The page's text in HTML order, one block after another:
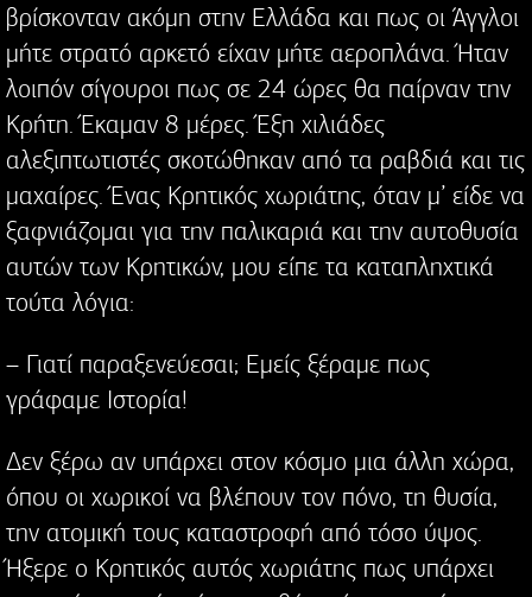
βρίσκονταν ακόμη στην Ελλάδα και πως οι Άγγλοι
μήτε στρατό αρκετό είχαν μήτε αεροπλάνα. Ήταν
λοιπόν σίγουροι πως σε 24 ώρες θα παίρναν την
Κρήτη. Έκαμαν 8 μέρες. Έξη χιλιάδες
αλεξιπτωτιστές σκοτώθηκαν από τα ραβδιά και τις
μαχαίρες. Ένας Κρητικός χωριάτης, όταν μ’ είδε να
ξαφνιάζομαι για την παλικαριά και την αυτοθυσία
αυτών των Κρητικών, μου είπε τα καταπληχτικά
τούτα λόγια:
– Γιατί παραξενεύεσαι; Εμείς ξέραμε πως
γράφαμε Ιστορία!
Δεν ξέρω αν υπάρχει στον κόσμο μια άλλη χώρα,
όπου οι χωρικοί να βλέπουν τον πόνο, τη θυσία,
την ατομική τους καταστροφή από τόσο ύψος.
Ήξερε ο Κρητικός αυτός χωριάτης πως υπάρχει